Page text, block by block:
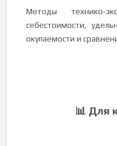
Методы
себестоимости,
окупаемости и
📊 Для